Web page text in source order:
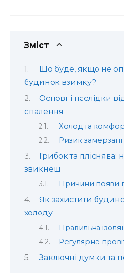
Зміст
Що буде, якщо не
будинок взимку?
Основні наслідки
опалення
Холод та
Ризик
Грибок та пліснява:
звикнеш
Причини появи
Як захистити
холоду
Правильна
Регулярне
Заключні думки та